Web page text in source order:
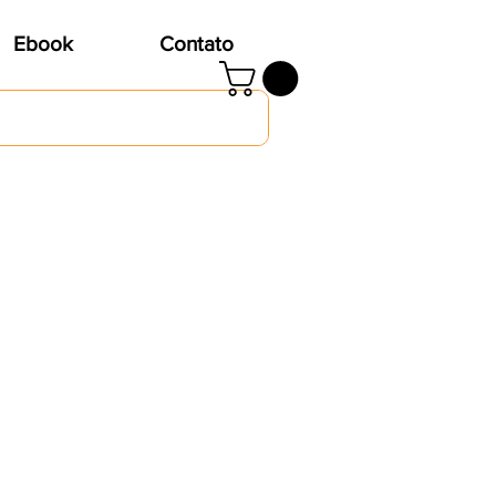
Ebook Contato